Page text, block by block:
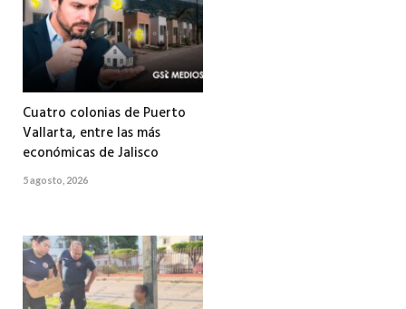
Cuatro colonias de Puerto
Vallarta, entre las más
económicas de Jalisco
5 agosto, 2026